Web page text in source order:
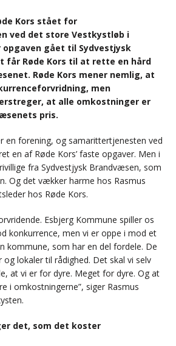
Kors stået for
ved det store Vestkystløb i
opgaven gået til Sydvestjysk
får Røde Kors til at rette en hård
Røde Kors mener nemlig, at
men
at alle omkostninger er
pris.
en forening, og samarittertjenesten ved
en af Røde Kors’ faste opgaver. Men i
fra Sydvestjysk Brandvæsen, som
Og det vækker harme hos Rasmus
hos Røde Kors.
Esbjerg Kommune spiller os
konkurrence, men vi er oppe i mod et
kommune, som har en del fordele. De
lokaler til rådighed. Det skal vi selv
at vi er for dyre. Meget for dyre. Og at
i omkostningerne”, siger Rasmus
det, som det koster